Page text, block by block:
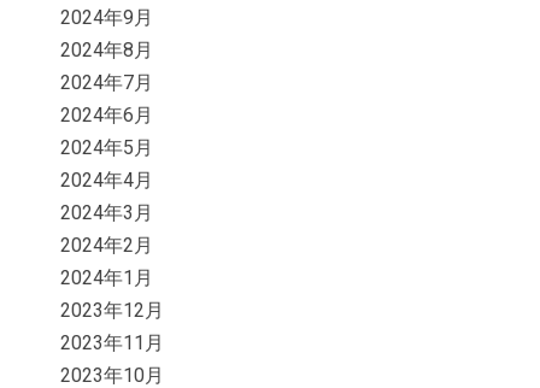
2024年9月
2024年8月
2024年7月
2024年6月
2024年5月
2024年4月
2024年3月
2024年2月
2024年1月
2023年12月
2023年11月
2023年10月